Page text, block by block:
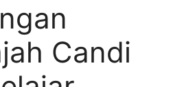
Candi